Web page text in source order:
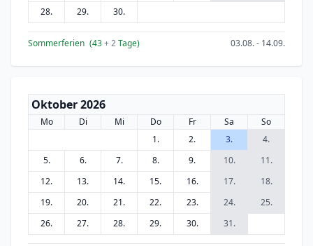
28.
29. 30.
Sommerferien (43+ 2Tage) 03.08. - 14.09.
Oktober 2026
Mo Di Mi Do Fr Sa
So
1.
2. 3.
4.
5.
6. 7. 8. 9. 10.
11.
12.
13. 14. 15. 16. 17.
18.
19.
20. 21. 22. 23. 24.
25.
26.
27. 28. 29. 30. 31.